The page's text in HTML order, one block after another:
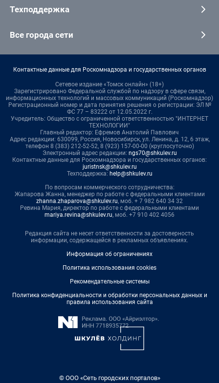
Техподдержка
Все города сети
Контактные данные для Роскомнадзора и государственных органов
Сетевое издание «Томск онлайн» (18+)
Зарегистрировано Федеральной службой по надзору в сфере связи,
информационных технологий и массовых коммуникаций (Роскомнадзор)
Регистрационный номер и дата принятия решения о регистрации: ЭЛ №
ФС 77 – 83222 от 12.05.2022 г.
Учредитель: Общество с ограниченной ответственностью "ИНТЕРНЕТ
ТЕХНОЛОГИИ"
Главный редактор: Ефремов Анатолий Павлович
Адрес редакции: 630099, Россия, Новосибирск, ул. Ленина, д. 12, 6 этаж,
телефон 8 (383) 212-52-52, 8 (923) 157-00-00 (круглосуточно)
Электронный адрес редакции: ngs70@shkulev.ru
Контактные данные для Роскомнадзора и государственных органов:
juristnsk@shkulev.ru
Техподдержка: help@shkulev.ru
По вопросам коммерческого сотрудничества:
Жапарова Жанна, менеджер по работе с федеральными клиентами
zhanna.zhaparova@shkulev.ru, моб. + 7 982 640 34 32
Ревина Мария, директор по работе с федеральными клиентами
mariya.revina@shkulev.ru, моб. +7 910 402 4056
Редакция сайта не несет ответственности за достоверность
информации, содержащейся в рекламных объявлениях.
Информация об ограничениях
Политика использования cookies
Рекомендательные системы
Политика конфиденциальности и обработки персональных данных и
правила использования сайта
© ООО «Сеть городских порталов»